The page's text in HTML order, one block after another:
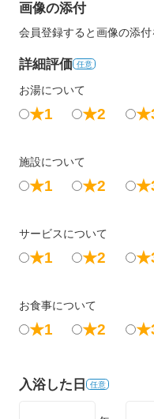
画像の添付
会員登録すると画像の添付
詳細評価 任意
お湯について
★1 ★2
施設について
★1 ★2
サービスについて
★1 ★2
お食事について
★1 ★2
入浴した日 任意